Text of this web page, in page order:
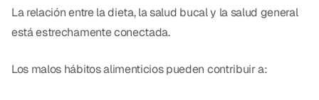
La relación entre la dieta, la salud bucal y la salud general
está estrechamente conectada.
Los malos hábitos alimenticios pueden contribuir a: